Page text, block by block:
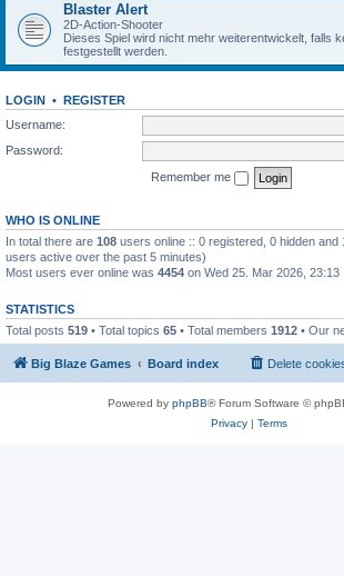
Blaster Alert
2D-Action-Shooter
Dieses Spiel wird nicht mehr weiterentwickelt, falls
festgestellt werden.
LOGIN • REGISTER
Username:
Password:
Remember me
WHO IS ONLINE
In total there are 108 users online :: 0 registered, 0 hidden
users active over the past 5 minutes)
Most users ever online was 4454 on Wed 25. Mar 2026, 23:13
STATISTICS
Total posts 519 • Total topics 65 • Total members 1912 • Our
Big Blaze Games Board index Delete
Powered by phpBB® Forum Software ©
Privacy| Terms